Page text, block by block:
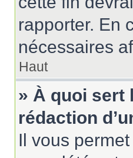
rapporter. En
nécessaires
Haut
» À quoi sert
rédaction
Il vous